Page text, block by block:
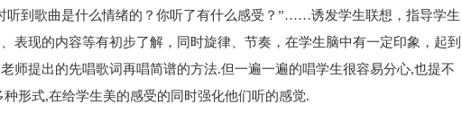
听到歌曲是什么情绪的？你听了有什么感受？”……诱发学生联想，指导学生
表现的内容等有初步了解，同时旋律、节奏，在学生脑中有一定印象，起到
师提出的先唱歌词再唱简谱的方法.但一遍一遍的唱学生很容易分心,也提不
形式,在给学生美的感受的同时强化他们听的感觉.